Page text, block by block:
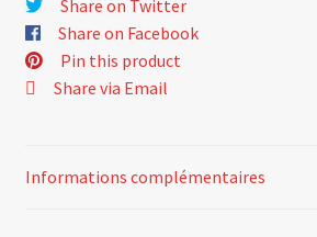
Share on Twitter
Share on Facebook
Pin this product
Share via Email
Informations complémentaires